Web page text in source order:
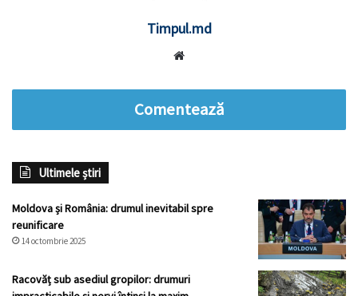
Timpul.md
Comentează
Ultimele știri
Moldova și România: drumul inevitabil spre
reunificare
14 octombrie 2025
Racovăț sub asediul gropilor: drumuri